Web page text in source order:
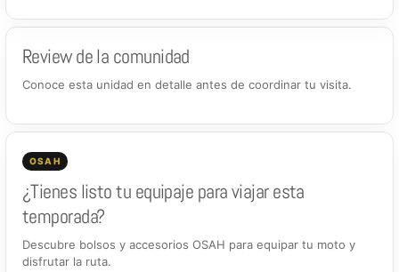
Review de la comunidad
Conoce esta unidad en detalle antes de coordinar tu visita.
OSAH
¿Tienes listo tu equipaje para viajar esta
temporada?
Descubre bolsos y accesorios OSAH para equipar tu moto y
disfrutar la ruta.